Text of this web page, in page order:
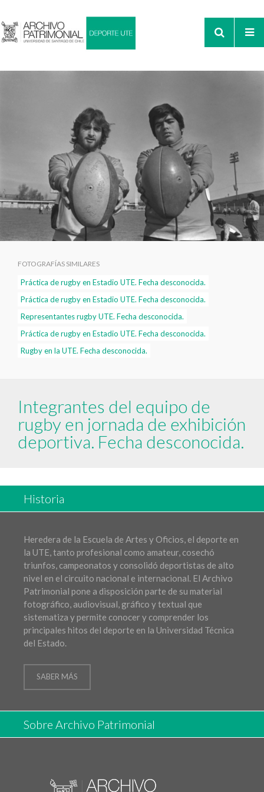
FOTOGRAFÍAS SIMILARES
Práctica de rugby en Estadio UTE. Fecha desconocida.
Práctica de rugby en Estadio UTE. Fecha desconocida.
Representantes rugby UTE. Fecha desconocida.
Práctica de rugby en Estadio UTE. Fecha desconocida.
Rugby en la UTE. Fecha desconocida.
Integrantes del equipo de
rugby en jornada de exhibición
deportiva. Fecha desconocida.
Historia
Heredera de la Escuela de Artes y Oficios, el deporte en
la UTE, tanto profesional como amateur, cosechó
triunfos, campeonatos y consolidó deportistas de alto
nivel en el circuito nacional e internacional. El Archivo
Patrimonial pone a disposición parte de su material
fotográfico, audiovisual, gráfico y textual que
sistematiza y permite conocer y comprender los
principales hitos del deporte en la Universidad Técnica
del Estado.
SABER MÁS
Sobre Archivo Patrimonial